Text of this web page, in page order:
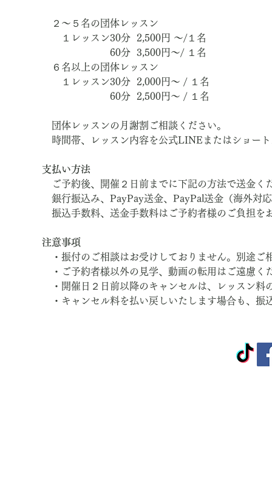
２～５名の団体レッスン
１レッスン30分  2,500円 ～/１名
60分  3,500円～/ １名
６名以上の団体レッスン
１レッスン30分  2,000円～ / １名
60分  2,500円～ / １名
団体レッスンの月謝割ご相談ください。
時間帯、レッスン内容を公式LINEまたはショー
支払い方法
ご予約後、開催２日前までに下記の方法で送金く
銀行振込み、PayPay送金、PayPal送金（海外対
振込手数料、送金手数料はご予約者様のご負担を
注意事項
・振付のご相談はお受けしておりません。別途ご
・ご予約者様以外の見学、動画の転用はご遠慮く
・開催日２日前以降のキャンセルは、レッスン料
・キャンセル料を払い戻しいたします場合も、振